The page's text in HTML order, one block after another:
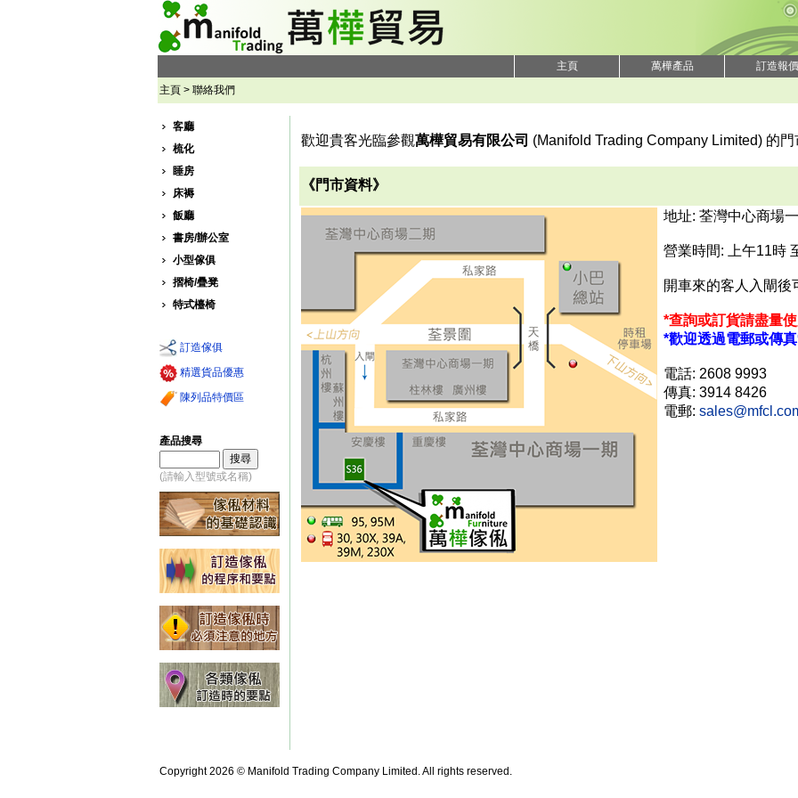
主頁 萬樺產品 訂造報價
主頁 > 聯絡我們
客廳
梳化
睡房
床褥
飯廳
書房/辦公室
小型傢俱
摺椅/疊凳
特式檯椅
訂造傢俱
精選貨品優惠
陳列品特價區
產品搜尋
(請輸入型號或名稱)
歡迎貴客光臨參觀萬樺貿易有限公司 (Manifold Trading Company Limited) 的門
《門市資料》
地址: 荃灣中心商場
營業時間: 上午11時
開車來的客人入閘後
*查詢或訂貨請盡量
*歡迎透過電郵或傳
電話: 2608 9993
傳真: 3914 8426
電郵:
Copyright 2026 © Manifold Trading Company Limited. All rights reserved.